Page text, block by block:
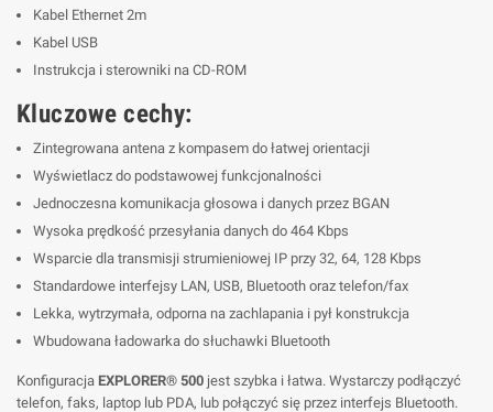
Kabel Ethernet 2m
Kabel USB
Instrukcja i sterowniki na CD-ROM
Kluczowe cechy:
Zintegrowana antena z kompasem do łatwej orientacji
Wyświetlacz do podstawowej funkcjonalności
Jednoczesna komunikacja głosowa i danych przez BGAN
Wysoka prędkość przesyłania danych do 464 Kbps
Wsparcie dla transmisji strumieniowej IP przy 32, 64, 128 Kbps
Standardowe interfejsy LAN, USB, Bluetooth oraz telefon/fax
Lekka, wytrzymała, odporna na zachlapania i pył konstrukcja
Wbudowana ładowarka do słuchawki Bluetooth
Konfiguracja EXPLORER® 500 jest szybka i łatwa. Wystarczy podłączyć
telefon, faks, laptop lub PDA, lub połączyć się przez interfejs Bluetooth.